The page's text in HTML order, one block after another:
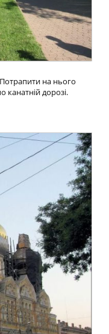
на нього
дорозі.